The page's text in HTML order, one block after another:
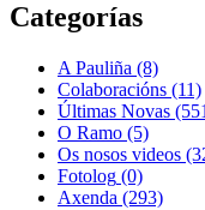
Categorías
A Pauliña (8)
Colaboracións (11)
Últimas Novas
O Ramo (5)
Os nosos videos
Fotolog (0)
Axenda (293)